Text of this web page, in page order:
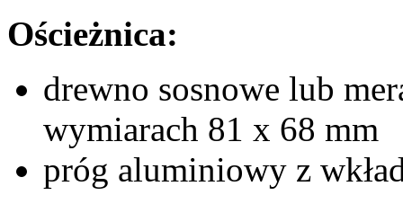
Ościeżnica:
drewno sosnowe lub
wymiarach 81 x 68 mm
próg aluminiowy z